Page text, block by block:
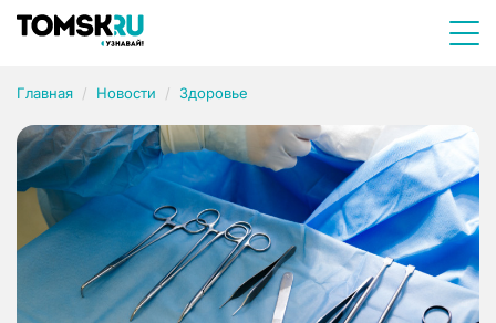
Главная Новости Здоровье